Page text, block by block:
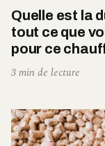
Quelle est la
tout ce que
pour ce
3 min de lecture